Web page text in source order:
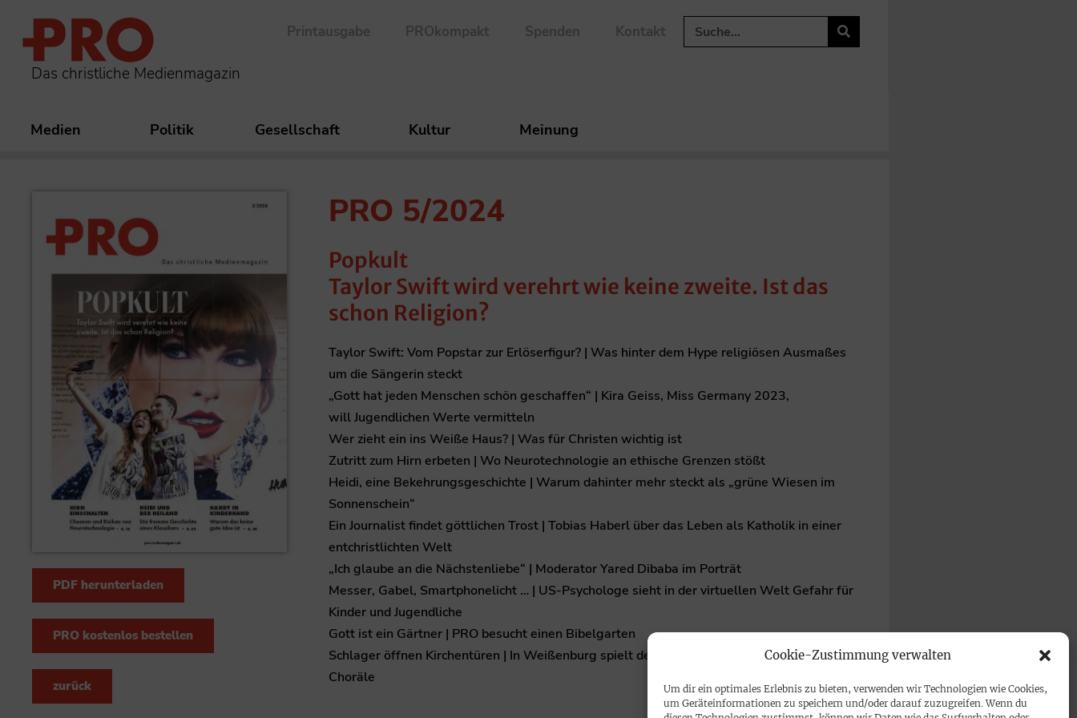
Cookie-Zustimmung verwalten
Um dir ein optimales Erlebnis zu bieten, verwenden wir Technologien wie Cookies,
um Geräteinformationen zu speichern und/oder darauf zuzugreifen. Wenn du
Das christliche Medienmagazin
Printausgabe PROkompakt Spenden Kontakt
Medien Politik Gesellschaft Kultur Meinung
PDF herunterladen
PRO kostenlos bestellen
zurück
PRO 5/2024
Popkult
Taylor Swift wird verehrt wie keine zweite. Ist das
schon Religion?
Taylor Swift: Vom Popstar zur Erlöserfigur? | Was hinter dem Hype religiösen Ausmaßes
um die Sängerin steckt
„Gott hat jeden Menschen schön geschaffen“ | Kira Geiss, Miss Germany 2023,
will Jugendlichen Werte vermitteln
Wer zieht ein ins Weiße Haus? | Was für Christen wichtig ist
Zutritt zum Hirn erbeten | Wo Neurotechnologie an ethische Grenzen stößt
Heidi, eine Bekehrungsgeschichte | Warum dahinter mehr steckt als „grüne Wiesen im
Sonnenschein“
Ein Journalist findet göttlichen Trost | Tobias Haberl über das Leben als Katholik in einer
entchristlichten Welt
„Ich glaube an die Nächstenliebe“ | Moderator Yared Dibaba im Porträt
Messer, Gabel, Smartphonelicht … | US-Psychologe sieht in der virtuellen Welt Gefahr für
Kinder und Jugendliche
Gott ist ein Gärtner | PRO besucht einen Bibelgarten
Schlager öffnen Kirchentüren | In Weißenburg spielt der Organist Pop und Techno statt
Choräle